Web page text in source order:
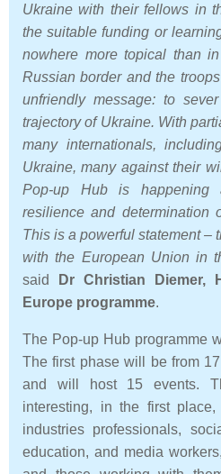
Ukraine with their fellows in
the suitable funding or
nowhere more topical than
Russian border and the
unfriendly message: to
trajectory of Ukraine. With
many internationals,
Ukraine, many against their
Pop-up Hub is happening
resilience and determination
This is a powerful statement –
with the European Union in
said
Dr Christian Diemer,
Europe programme.
The Pop-up Hub programme
The first phase will be from
and will host 15 events.
interesting, in the first
industries professionals,
education, and media